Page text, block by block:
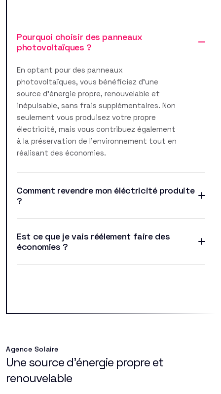
Pourquoi choisir des panneaux
photovoltaïques ?
En optant pour des panneaux
photovoltaïques, vous bénéficiez d'une
source d'énergie propre, renouvelable et
inépuisable, sans frais supplémentaires. Non
seulement vous produisez votre propre
électricité, mais vous contribuez également
à la préservation de l'environnement tout en
réalisant des économies.
Comment revendre mon éléctricité produite
?
Est ce que je vais réélement faire des
économies ?
Agence Solaire
Une source d'énergie propre et
renouvelable